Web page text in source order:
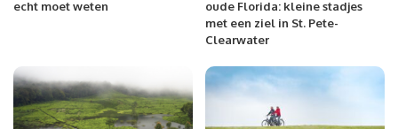
echt moet weten
oude Florida: kleine stadjes
met een ziel in St. Pete-
Clearwater